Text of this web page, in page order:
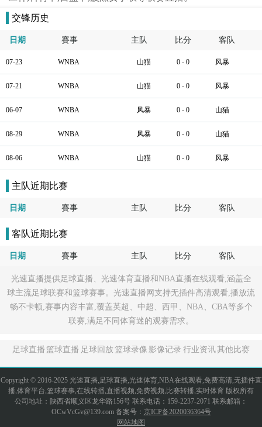
交锋历史
日期 賽事 主队 比分 客队
07-23 WNBA 山猫 0 - 0 风暴
07-21 WNBA 山猫 0 - 0 风暴
06-07 WNBA 风暴 0 - 0 山猫
08-29 WNBA 风暴 0 - 0 山猫
08-06 WNBA 山猫 0 - 0 风暴
主队近期比赛
日期 賽事 主队 比分 客队
客队近期比赛
日期 賽事 主队 比分 客队
光速直播提供足球直播、光速体育直播和NBA直播在线观看,涵盖全
球主流足球联赛和篮球赛事。光速直播网支持无插件高清观看,播放流
畅不卡顿,赛事内容丰富,覆盖英超、中超、西甲、NBA、CBA等多个
联赛,满足不同体育迷的观赛需求。
足球直播 篮球直播 足球回放 篮球录像 影像记录 行业资讯其他比赛
Copyright © 2016-2025 光速直播,足球直播,光速体育,NBA在线观看,免费高清,无插件直
播,体育平台,篮球赛事,在线转播,直播视频,免费视频,比赛转播,实时体育 版权所有
公司地址：陕西省顺义区龙华路156号 联系电话：159-2237-2071 联系邮箱：
OCwVcGv@139.com 备案号： 京ICP备2020036364号
网站地图